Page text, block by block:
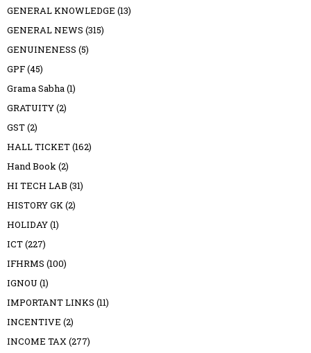
GENERAL KNOWLEDGE (13)
GENERAL NEWS (315)
GENUINENESS (5)
GPF(45)
Grama Sabha(1)
GRATUITY(2)
GST(2)
HALL TICKET(162)
Hand Book(2)
HI TECH LAB (31)
HISTORY GK(2)
HOLIDAY(1)
ICT(227)
IFHRMS (100)
IGNOU (1)
IMPORTANT LINKS (11)
INCENTIVE (2)
INCOME TAX(277)